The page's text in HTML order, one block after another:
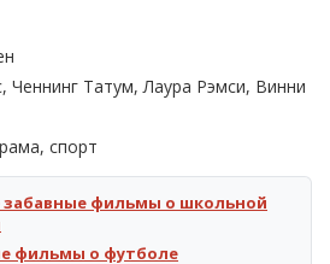
Ченнинг Татум, Лаура Рэмси, Винни
спорт
фильмы о школьной
фильмы о футболе